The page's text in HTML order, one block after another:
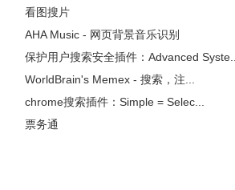
看图搜片
AHA Music - 网页背景音乐识别
保护用户搜索安全插件：Advanced Syste...
WorldBrain's Memex - 搜索，注...
chrome搜索插件：Simple = Selec...
票务通